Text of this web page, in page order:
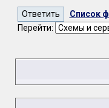
Список
Перейти: